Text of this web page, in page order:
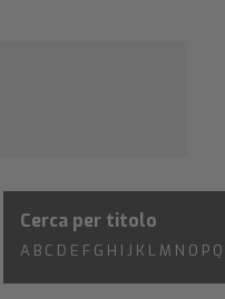
Cerca per titolo
A B C D E F G H I J K L M N O P Q